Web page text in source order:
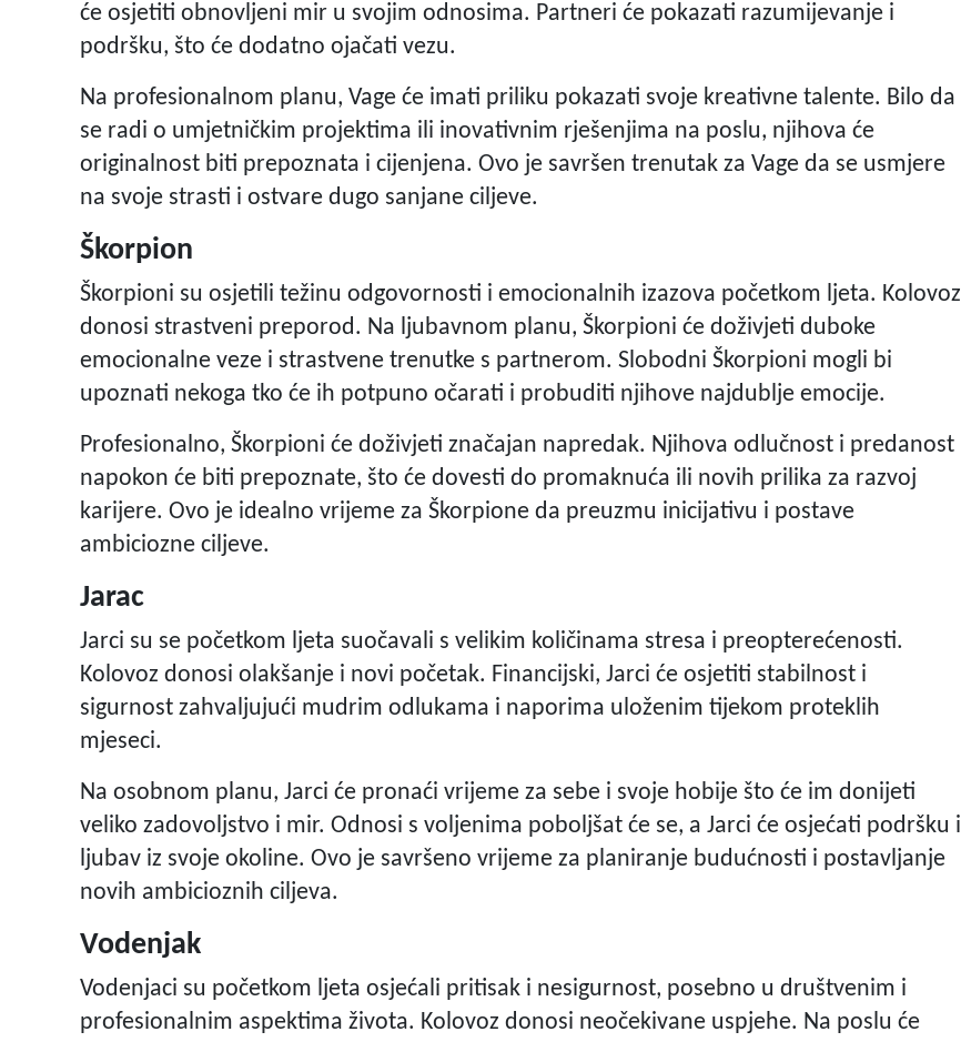
će osjetiti obnovljeni mir u svojim odnosima. Partneri će pokazati razumijevanje i
podršku, što će dodatno ojačati vezu.
Na profesionalnom planu, Vage će imati priliku pokazati svoje kreativne talente. Bilo da
se radi o umjetničkim projektima ili inovativnim rješenjima na poslu, njihova će
originalnost biti prepoznata i cijenjena. Ovo je savršen trenutak za Vage da se usmjere
na svoje strasti i ostvare dugo sanjane ciljeve.
Škorpion
Škorpioni su osjetili težinu odgovornosti i emocionalnih izazova početkom ljeta. Kolovoz
donosi strastveni preporod. Na ljubavnom planu, Škorpioni će doživjeti duboke
emocionalne veze i strastvene trenutke s partnerom. Slobodni Škorpioni mogli bi
upoznati nekoga tko će ih potpuno očarati i probuditi njihove najdublje emocije.
Profesionalno, Škorpioni će doživjeti značajan napredak. Njihova odlučnost i predanost
napokon će biti prepoznate, što će dovesti do promaknuća ili novih prilika za razvoj
karijere. Ovo je idealno vrijeme za Škorpione da preuzmu inicijativu i postave
ambiciozne ciljeve.
Jarac
Jarci su se početkom ljeta suočavali s velikim količinama stresa i preopterećenosti.
Kolovoz donosi olakšanje i novi početak. Financijski, Jarci će osjetiti stabilnost i
sigurnost zahvaljujući mudrim odlukama i naporima uloženim tijekom proteklih
mjeseci.
Na osobnom planu, Jarci će pronaći vrijeme za sebe i svoje hobije što će im donijeti
veliko zadovoljstvo i mir. Odnosi s voljenima poboljšat će se, a Jarci će osjećati podršku i
ljubav iz svoje okoline. Ovo je savršeno vrijeme za planiranje budućnosti i postavljanje
novih ambicioznih ciljeva.
Vodenjak
Vodenjaci su početkom ljeta osjećali pritisak i nesigurnost, posebno u društvenim i
profesionalnim aspektima života. Kolovoz donosi neočekivane uspjehe. Na poslu će